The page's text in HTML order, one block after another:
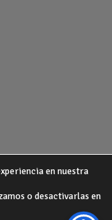
en nuestra
o desactivarlas en